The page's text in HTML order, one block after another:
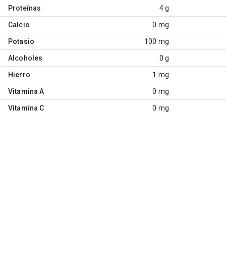
Proteínas 4 g
Calcio 0 mg
Potasio 100 mg
Alcoholes 0 g
Hierro 1 mg
Vitamina A 0 mg
Vitamina C 0 mg